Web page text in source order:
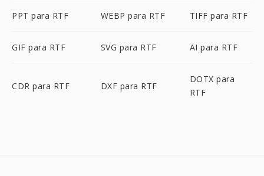
PPT para RTF WEBP para RTF TIFF para RTF
GIF para RTF SVG para RTF AI para RTF
CDR para RTF DXF para RTF
DOTX para
RTF